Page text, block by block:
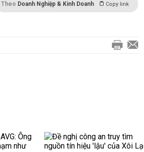
Theo Doanh Nghiệp & Kinh Doanh Copy link